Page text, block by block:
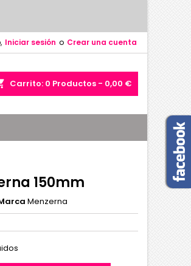
Iniciar sesión o Crear una cuenta
Carrito: 0 Productos - 0,00 €
150mm
Menzerna